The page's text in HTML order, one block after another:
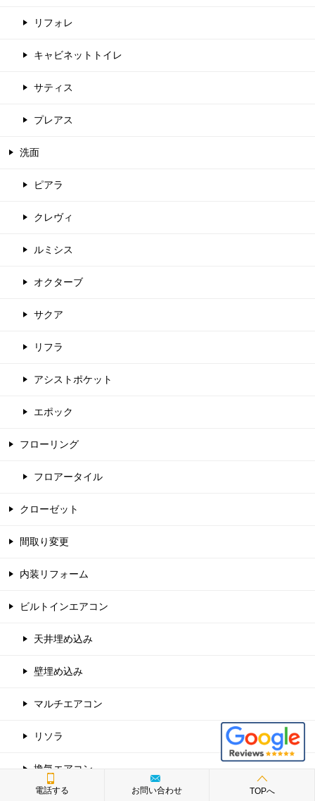
リフォレ
キャビネットトイレ
サティス
プレアス
洗面
ピアラ
クレヴィ
ルミシス
オクターブ
サクア
リフラ
アシストポケット
エポック
フローリング
フロアータイル
クローゼット
間取り変更
内装リフォーム
ビルトインエアコン
天井埋め込み
壁埋め込み
マルチエアコン
リソラ
換気エアコン
電話する お問い合わせ TOPへ